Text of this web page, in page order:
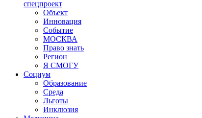
спецпроект
Объект
Инновация
Событие
МОСКВА
Право знать
Регион
Я СМОГУ
Социум
Образование
Среда
Льготы
Инклюзия